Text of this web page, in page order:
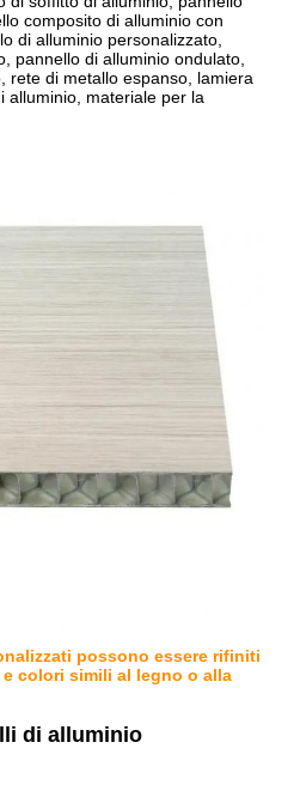
composito di alluminio con
di alluminio personalizzato,
pannello di alluminio ondulato,
rete di metallo espanso, lamiera
alluminio, materiale per la
possono essere rifiniti
colori simili al legno o alla
di alluminio